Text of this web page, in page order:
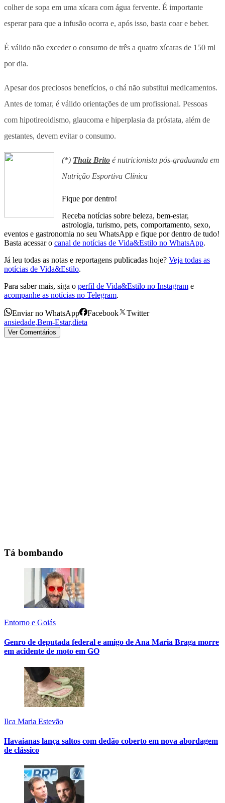
colher de sopa em uma xícara com água fervente. É importante
esperar para que a infusão ocorra e, após isso, basta coar e beber.
É válido não exceder o consumo de três a quatro xícaras de 150 ml
por dia.
Apesar dos preciosos benefícios, o chá não substitui medicamentos.
Antes de tomar, é válido orientações de um profissional. Pessoas
com hipotireoidismo, glaucoma e hiperplasia da próstata, além de
gestantes, devem evitar o consumo.
(*) Thaiz Brito é nutricionista pós-graduanda em
Nutrição Esportiva Clínica
Fique por dentro!
Receba notícias sobre beleza, bem-estar,
astrologia, turismo, pets, comportamento, sexo,
eventos e gastronomia no seu WhatsApp e fique por dentro de tudo!
Basta acessar o canal de notícias de Vida&Estilo no WhatsApp.
Já leu todas as notas e reportagens publicadas hoje? Veja todas as
notícias de Vida&Estilo.
Para saber mais, siga o perfil de Vida&Estilo no Instagram e
acompanhe as notícias no Telegram.
Enviar no WhatsApp Facebook
Twitter
ansiedade,Bem-Estar,dieta
Ver Comentários
Tá bombando
Entorno e Goiás
Genro de deputada federal e amigo de Ana Maria Braga morre
em acidente de moto em GO
Ilca Maria Estevão
Havaianas lança saltos com dedão coberto em nova abordagem
de clássico